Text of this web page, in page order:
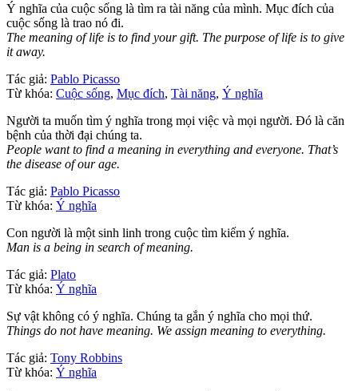
Ý nghĩa của cuộc sống là tìm ra tài năng của mình. Mục đích của
cuộc sống là trao nó đi.
The meaning of life is to find your gift. The purpose of life is to give
it away.
Tác giả: Pablo Picasso
Từ khóa: Cuộc sống, Mục đích, Tài năng, Ý nghĩa
Người ta muốn tìm ý nghĩa trong mọi việc và mọi người. Đó là căn
bệnh của thời đại chúng ta.
People want to find a meaning in everything and everyone. That’s
the disease of our age.
Tác giả: Pablo Picasso
Từ khóa: Ý nghĩa
Con người là một sinh linh trong cuộc tìm kiếm ý nghĩa.
Man is a being in search of meaning.
Tác giả: Plato
Từ khóa: Ý nghĩa
Sự vật không có ý nghĩa. Chúng ta gắn ý nghĩa cho mọi thứ.
Things do not have meaning. We assign meaning to everything.
Tác giả: Tony Robbins
Từ khóa: Ý nghĩa